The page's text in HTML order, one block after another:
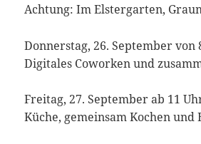
Achtung: Im Elstergarten,
Donnerstag, 26. September von
Digitales Coworken und
Freitag, 27. September ab 11
Küche, gemeinsam Kochen und